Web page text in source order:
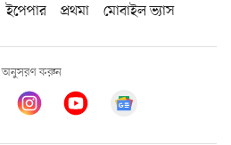
ইপেপার প্রথমা মোবাইল ভ্যাস
অনুসরণ করুন